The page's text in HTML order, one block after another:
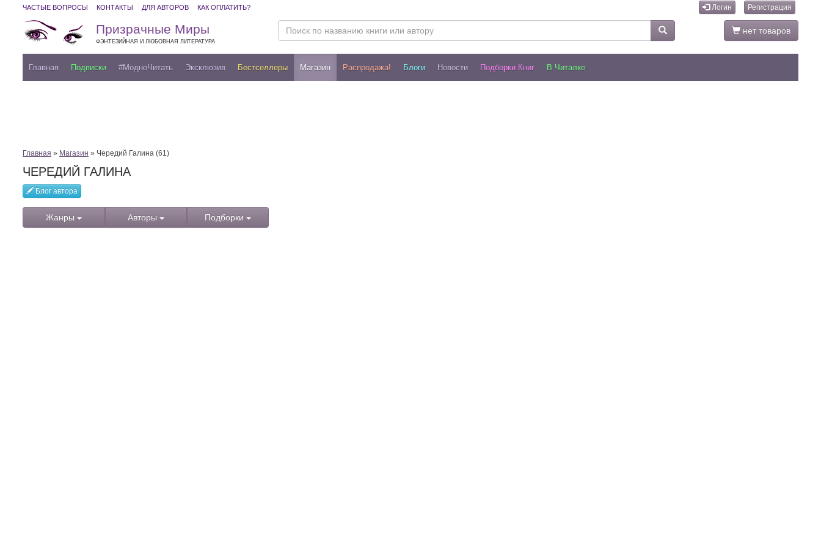
ЧАСТЫЕ ВОПРОСЫ КОНТАКТЫ ДЛЯ АВТОРОВ КАК ОПЛАТИТЬ? Логин Регистрация
Призрачные Миры
ФЭНТЕЗИЙНАЯ И ЛЮБОВНАЯ ЛИТЕРАТУРА
нет товаров
Главная Подписки #МодноЧитать Эксклюзив Бестселлеры Магазин Распродажа! Блоги Новости Подборки Книг В Читалке
Главная » Магазин » Чередий Галина (61)
ЧЕРЕДИЙ ГАЛИНА
Блог автора
Жанры Авторы Подборки